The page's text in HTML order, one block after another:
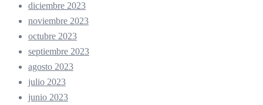
diciembre 2023
noviembre 2023
octubre 2023
septiembre 2023
agosto 2023
julio 2023
junio 2023